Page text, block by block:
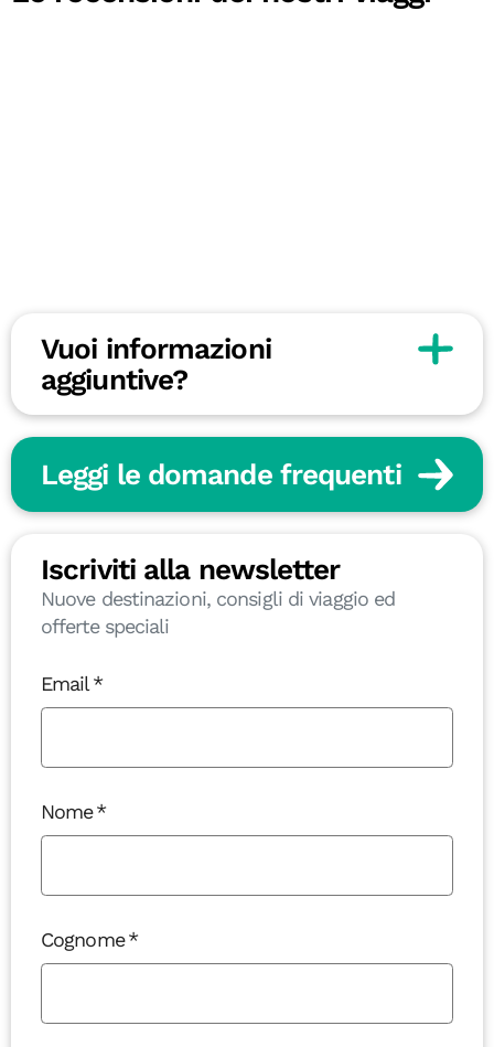
Vuoi informazioni
aggiuntive?
Leggi le domande frequenti
Iscriviti alla newsletter
Nuove destinazioni, consigli di viaggio ed
offerte speciali
Email
Nome
Cognome